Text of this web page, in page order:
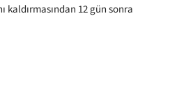
kaldırmasından 12 gün sonra